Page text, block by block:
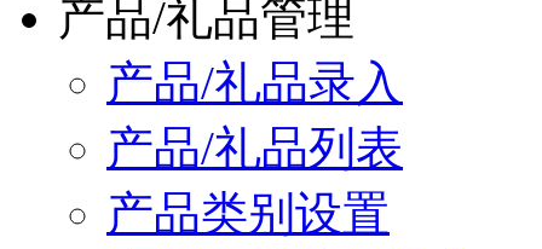
产品/礼品管理
产品/礼品录入
产品/礼品列表
产品类别设置